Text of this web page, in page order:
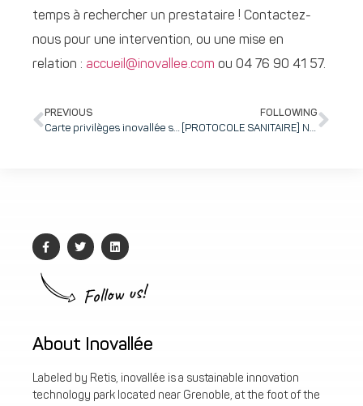
temps à rechercher un prestataire ! Contactez-
nous pour une intervention, ou une mise en
relation : accueil@inovallee.com ou 04 76 90 41 57.
PREVIOUS
Carte privilèges inovallée saison 2021-2022 : faire marcher le commerce de proximité et augmenter son pouvoir d’achat
FOLLOWING
[PROTOCOLE SANITAIRE] Nos salles de réunion offrent un cadre sécurisé pour vos formations ou séminaires professionnels : retrouvez le plaisir de l’événementiel avec vos collaborateurs !
Follow us!
About Inovallée
Labeled by Retis, inovallée is a sustainable innovation
technology park located near Grenoble, at the foot of the